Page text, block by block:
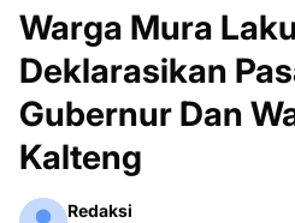
Warga Mura
Deklarasikan
Gubernur Dan
Kalteng
Redaksi